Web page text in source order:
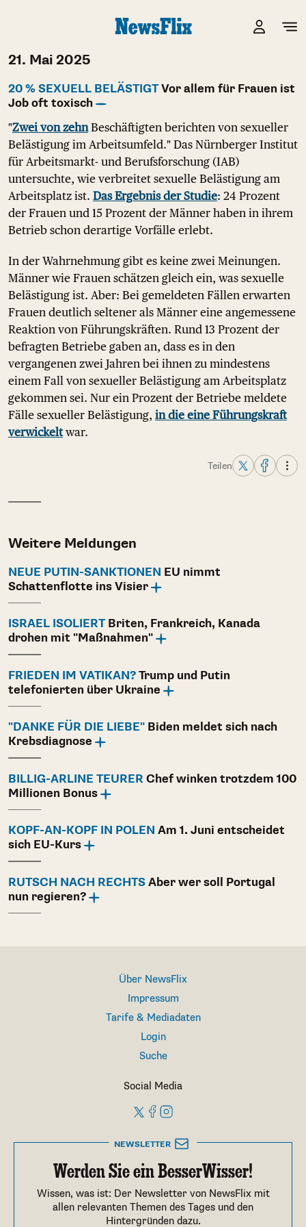
21. Mai 2025
20 % SEXUELL BELÄSTIGTVor allem für Frauen ist
Job oft toxisch
"Zwei von zehnBeschäftigten berichten von sexueller
Belästigung im Arbeitsumfeld." Das Nürnberger Institut
für Arbeitsmarkt- und Berufsforschung (IAB)
untersuchte, wie verbreitet sexuelle Belästigung am
Arbeitsplatz ist. Das Ergebnis der Studie: 24 Prozent
der Frauen und 15 Prozent der Männer haben in ihrem
Betrieb schon derartige Vorfälle erlebt.
In der Wahrnehmung gibt es keine zwei Meinungen.
Männer wie Frauen schätzen gleich ein, was sexuelle
Belästigung ist. Aber: Bei gemeldeten Fällen erwarten
Frauen deutlich seltener als Männer eine angemessene
Reaktion von Führungskräften. Rund 13 Prozent der
befragten Betriebe gaben an, dass es in den
vergangenen zwei Jahren bei ihnen zu mindestens
einem Fall von sexueller Belästigung am Arbeitsplatz
gekommen sei. Nur ein Prozent der Betriebe meldete
Fälle sexueller Belästigung, in die eine Führungskraft
verwickeltwar.
Teilen
Weitere Meldungen
NEUE PUTIN-SANKTIONEN EU nimmt
Schattenflotte ins Visier
ISRAEL ISOLIERTBriten, Frankreich, Kanada
drohen mit "Maßnahmen"
FRIEDEN IM VATIKAN? Trump und Putin
telefonierten über Ukraine
"DANKE FÜR DIE LIEBE" Biden meldet sich nach
Krebsdiagnose
BILLIG-ARLINE TEURER Chef winken trotzdem 100
Millionen Bonus
KOPF-AN-KOPF IN POLEN Am 1. Juni entscheidet
sich EU-Kurs
RUTSCH NACH RECHTS Aber wer soll Portugal
nun regieren?
Über NewsFlix
Impressum
Tarife & Mediadaten
Login
Suche
Social Media
NEWSLETTER
Werden Sie ein BesserWisser!
Wissen, was ist: Der Newsletter von NewsFlix mit
allen relevanten Themen des Tages und den
Hintergründen dazu.